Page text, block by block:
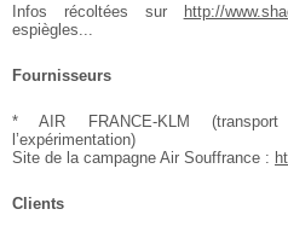
Infos récoltées sur http://
espiègles...
Fournisseurs
* AIR FRANCE-KLM
l’expérimentation)
Site de la campagne Air Souffrance :
Clients